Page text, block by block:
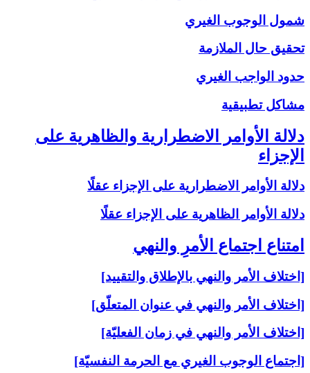
شمول الوجوب الغيري
تحقيق حال الملازمة
حدود الواجب الغيري
مشاكل تطبيقية
دلالة الأوامر الاضطرارية والظاهرية على
الإجزاء
دلالة الأوامر الاضطرارية على الإجزاء عقلًا
دلالة الأوامر الظاهرية على الإجزاء عقلًا
امتناع اجتماع الأمرِ والنهي‏
[اختلاف الأمر والنهي بالإطلاق والتقييد]
[اختلاف الأمر والنهي في عنوان المتعلّق]
[اختلاف الأمر والنهي في زمان الفعليّة]
[اجتماع الوجوب الغيري مع الحرمة النفسيّة]